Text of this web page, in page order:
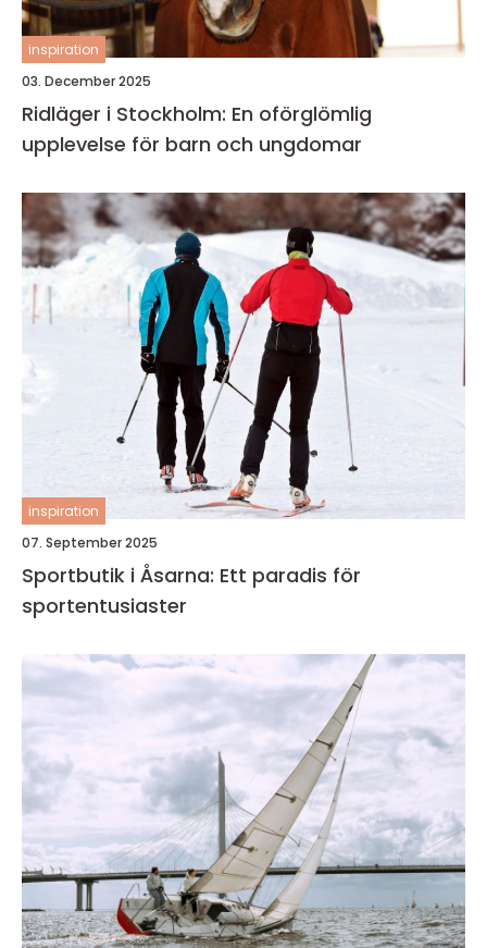
inspiration
03. December 2025
Ridläger i Stockholm: En oförglömlig
upplevelse för barn och ungdomar
inspiration
07. September 2025
Sportbutik i Åsarna: Ett paradis för
sportentusiaster